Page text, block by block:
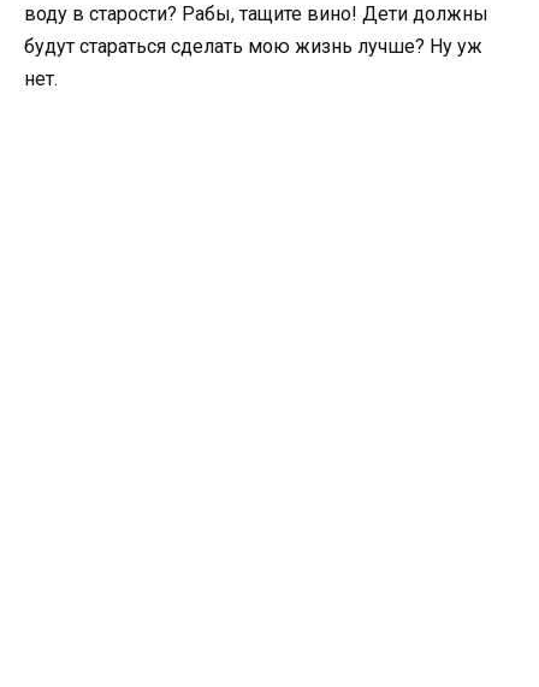
воду в старости? Рабы, тащите вино! Дети должны
будут стараться сделать мою жизнь лучше? Ну уж
нет.